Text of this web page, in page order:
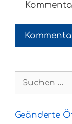
Suchen
Geänderte